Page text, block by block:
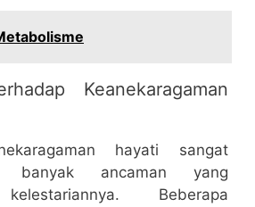
Keanekaragaman
hayati sangat
banyak ancaman yang
Beberapa